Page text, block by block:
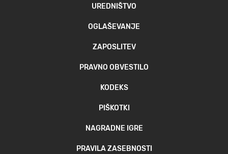
UREDNIŠTVO
OGLAŠEVANJE
ZAPOSLITEV
PRAVNO OBVESTILO
KODEKS
PIŠKOTKI
NAGRADNE IGRE
PRAVILA ZASEBNOSTI